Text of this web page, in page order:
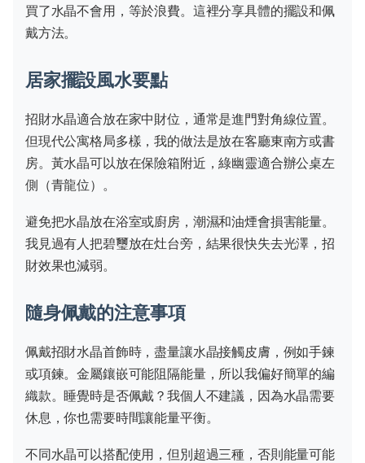
買了水晶不會用，等於浪費。這裡分享具體的擺設和佩
戴方法。
居家擺設風水要點
招財水晶適合放在家中財位，通常是進門對角線位置。
但現代公寓格局多樣，我的做法是放在客廳東南方或書
房。黃水晶可以放在保險箱附近，綠幽靈適合辦公桌左
側（青龍位）。
避免把水晶放在浴室或廚房，潮濕和油煙會損害能量。
我見過有人把碧璽放在灶台旁，結果很快失去光澤，招
財效果也減弱。
隨身佩戴的注意事項
佩戴招財水晶首飾時，盡量讓水晶接觸皮膚，例如手鍊
或項鍊。金屬鑲嵌可能阻隔能量，所以我偏好簡單的編
織款。睡覺時是否佩戴？我個人不建議，因為水晶需要
休息，你也需要時間讓能量平衡。
不同水晶可以搭配使用，但別超過三種，否則能量可能